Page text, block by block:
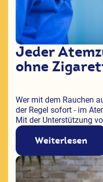
Jeder
ohne
Wer mit dem Rauchen
der Regel sofort - im
Mit der Unterstützung
Gefühl dauerhaft
Weiterlesen